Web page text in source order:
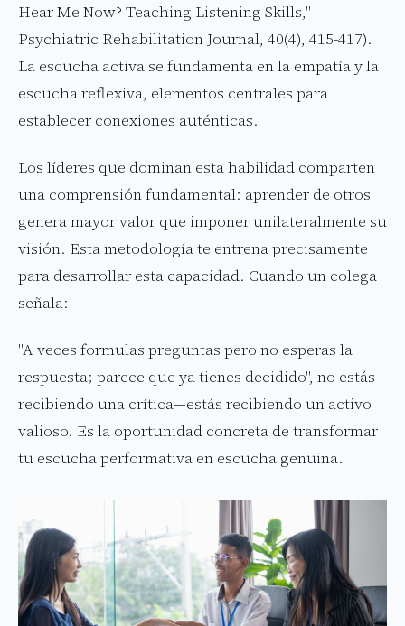
Hear Me Now? Teaching Listening Skills,"
Psychiatric Rehabilitation Journal, 40(4), 415-417).
La escucha activa se fundamenta en la empatía y la
escucha reflexiva, elementos centrales para
establecer conexiones auténticas.
Los líderes que dominan esta habilidad comparten
una comprensión fundamental: aprender de otros
genera mayor valor que imponer unilateralmente su
visión. Esta metodología te entrena precisamente
para desarrollar esta capacidad. Cuando un colega
señala:
"A veces formulas preguntas pero no esperas la
respuesta; parece que ya tienes decidido", no estás
recibiendo una crítica—estás recibiendo un activo
valioso. Es la oportunidad concreta de transformar
tu escucha performativa en escucha genuina.